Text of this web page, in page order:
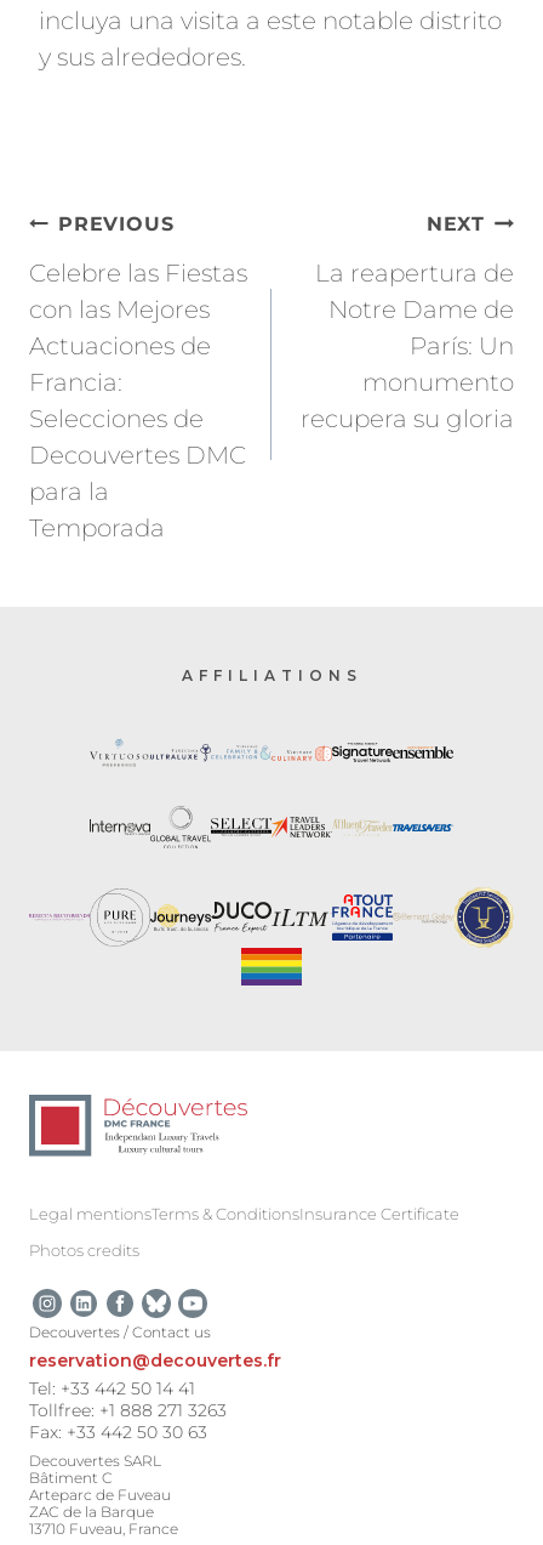
incluya una visita a este notable distrito
y sus alrededores.
Post
navigation
PREVIOUS
Celebre las Fiestas
con las Mejores
Actuaciones de
Francia:
Selecciones de
Decouvertes DMC
para la
Temporada
NEXT
La reapertura de
Notre Dame de
París: Un
monumento
recupera su gloria
AFFILIATIONS
Legal mentionsTerms & ConditionsInsurance Certificate
Photos credits
Decouvertes / Contact us
reservation@decouvertes.fr
Tel: +33 442 50 14 41
Tollfree: +1 888 271 3263
Fax: +33 442 50 30 63
Decouvertes SARL
Bâtiment C
Arteparc de Fuveau
ZAC de la Barque
13710 Fuveau, France